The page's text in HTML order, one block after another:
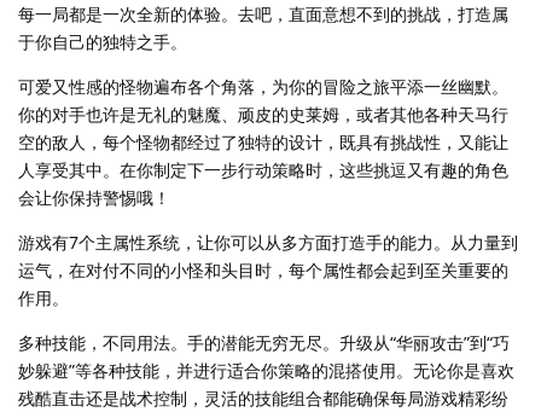
每一局都是一次全新的体验。去吧，直面意想不到的挑战，打造属
于你自己的独特之手。
可爱又性感的怪物遍布各个角落，为你的冒险之旅平添一丝幽默。
你的对手也许是无礼的魅魔、顽皮的史莱姆，或者其他各种天马行
空的敌人，每个怪物都经过了独特的设计，既具有挑战性，又能让
人享受其中。在你制定下一步行动策略时，这些挑逗又有趣的角色
会让你保持警惕哦！
游戏有7个主属性系统，让你可以从多方面打造手的能力。从力量到
运气，在对付不同的小怪和头目时，每个属性都会起到至关重要的
作用。
多种技能，不同用法。手的潜能无穷无尽。升级从“华丽攻击”到“巧
妙躲避”等各种技能，并进行适合你策略的混搭使用。无论你是喜欢
残酷直击还是战术控制，灵活的技能组合都能确保每局游戏精彩纷